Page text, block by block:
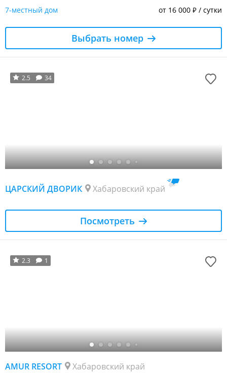
7-местный дом от 16 000 ₽ / сутки
Выбрать номер
2.5 34
ЦАРСКИЙ ДВОРИК Хабаровский край
Посмотреть
2.3 1
AMUR RESORT Хабаровский край